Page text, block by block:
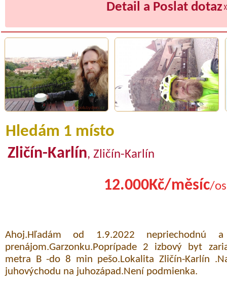
Detail a Poslat dotaz
Hledám 1 místo
Zličín-Karlín, Zličín-Karlín
12.000Kč/měsíc/
Ahoj.Hľadám od 1.9.2022 nepriechodnú
prenájom.Garzonku.Poprípade 2 izbový byt
metra B -do 8 min pešo.Lokalita Zličín-Karlín
juhovýchodu na juhozápad.Není podmienka.